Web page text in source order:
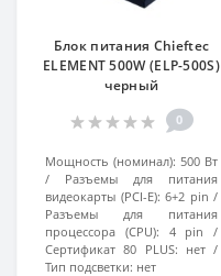
Блок питания Chieftec
ELEMENT 500W (ELP-500S)
черный
0
Мощность (номинал): 500 Вт
Разъемы для питания
видеокарты (PCI-E): 6+2 pin
Разъемы для питания
процессора (CPU):
4 pin
Сертификат 80 PLUS: нет
Тип подсветки: нет